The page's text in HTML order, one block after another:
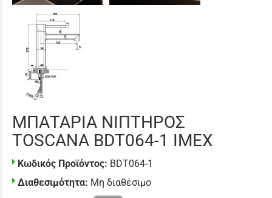
ΜΠΑΤΑΡΙΑ ΝΙΠΤΗΡΟΣ
TOSCANA BDT064-1 IMEX
Κωδικός Προϊόντος: BDT064-1
Διαθεσιμότητα: Μη διαθέσιμο